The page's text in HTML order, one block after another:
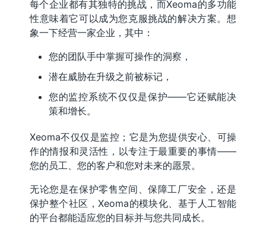
每个企业都有其独特的挑战，而Xeoma的多功能
性意味着它可以成为您克服挑战的解决方案。想
象一下经营一家企业，其中：
您的团队手中掌握可操作的洞察，
潜在威胁在升级之前被标记，
您的监控系统不仅仅是保护——它还赋能决
策和增长。
Xeoma不仅仅是监控；它是为您提供安心、可操
作的情报和灵活性，以专注于最重要的事情——
您的员工、您的客户和您对未来的愿景。
无论您是在保护零售空间、保障工厂安全，还是
保护整个社区，Xeoma的模块化、基于人工智能
的平台都能适应您的目标并与您共同成长。